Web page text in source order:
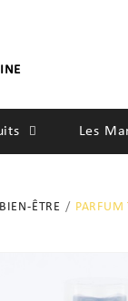
Les
BIEN-ÊTRE